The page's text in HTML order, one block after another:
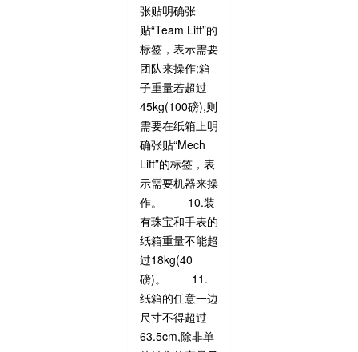
张贴明确张
贴“Team Lift”的
标签，表示需要
团队来操作;箱
子重量若超过
45kg(100磅),则
需要在纸箱上明
确张贴“Mech
Lift”的标签，表
示需要机器来操
作。 10.装
有珠宝和手表的
纸箱重量不能超
过18kg(40
磅)。 11.
纸箱的任意一边
尺寸不得超过
63.5cm,除非单